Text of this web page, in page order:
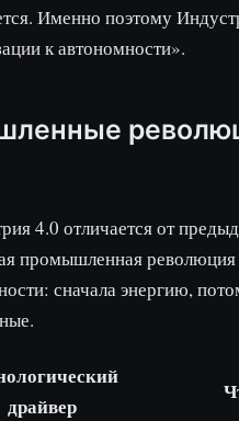
Именно поэтому
к автономности».
4.0 отличается от
промышленная революция
сначала энергию,
драйвер